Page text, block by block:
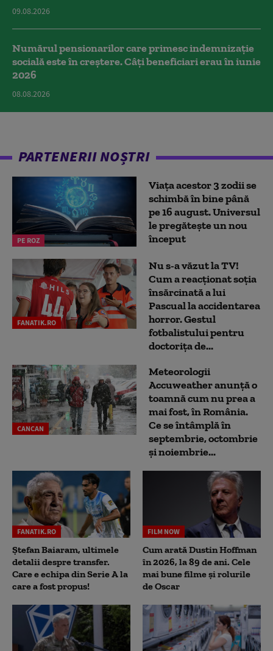
09.08.2026
Numărul pensionarilor care primesc indemnizaţie
socială este în creștere. Câți beneficiari erau în iunie
2026
08.08.2026
PARTENERII NOȘTRI
PE ROZ
Viața acestor 3 zodii se
schimbă în bine până
pe 16 august. Universul
le pregătește un nou
început
FANATIK.RO
Nu s-a văzut la TV!
Cum a reacţionat soţia
însărcinată a lui
Pascual la accidentarea
horror. Gestul
fotbalistului pentru
doctoriţa de...
CANCAN
Meteorologii
Accuweather anunță o
toamnă cum nu prea a
mai fost, în România.
Ce se întâmplă în
septembrie, octombrie
și noiembrie...
FANATIK.RO
Ștefan Baiaram, ultimele
detalii despre transfer.
Care e echipa din Serie A la
care a fost propus!
FILM NOW
Cum arată Dustin Hoffman
în 2026, la 89 de ani. Cele
mai bune filme și rolurile
de Oscar